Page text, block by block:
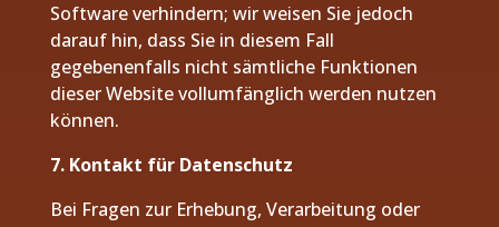
Software verhindern; wir weisen Sie jedoch
darauf hin, dass Sie in diesem Fall
gegebenenfalls nicht sämtliche Funktionen
dieser Website vollumfänglich werden nutzen
können.
7. Kontakt für Datenschutz
Bei Fragen zur Erhebung, Verarbeitung oder